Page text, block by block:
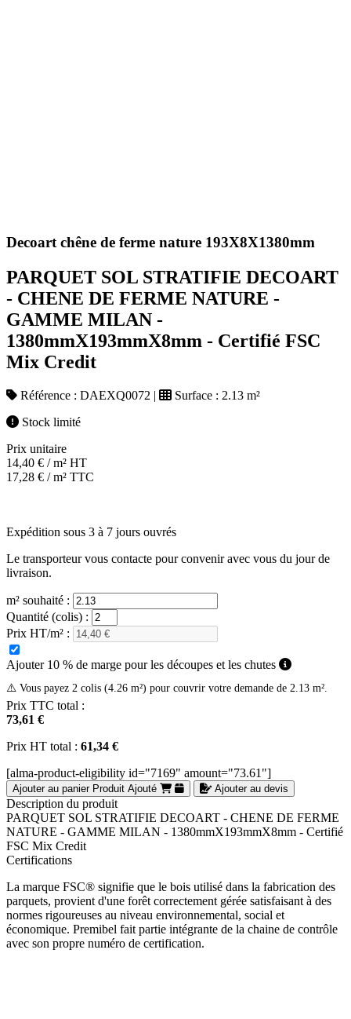
Decoart chêne de ferme nature 193X8X1380mm
PARQUET SOL STRATIFIE DECOART
- CHENE DE FERME NATURE -
GAMME MILAN -
1380mmX193mmX8mm - Certifié FSC
Mix Credit
Référence : DAEXQ0072 | Surface : 2.13 m²
Stock limité
Prix unitaire
14,40 € / m² HT
17,28 € / m² TTC
Expédition sous 3 à 7 jours ouvrés
Le transporteur vous contacte pour convenir avec vous du jour de
livraison.
m² souhaité :
Quantité (colis) :
Prix HT/m² :
Ajouter 10 % de marge pour les découpes et les chutes
⚠️ Vous payez 2 colis (4.26 m²) pour couvrir votre demande de 2.13 m².
Prix TTC total :
73,61 €
Prix HT total : 61,34 €
[alma-product-eligibility id="7169" amount="73.61"]
Ajouter au panier Produit Ajouté Ajouter au devis
Description du produit
PARQUET SOL STRATIFIE DECOART - CHENE DE FERME
NATURE - GAMME MILAN - 1380mmX193mmX8mm - Certifié
FSC Mix Credit
Certifications
La marque FSC® signifie que le bois utilisé dans la fabrication des
parquets, provient d'une forêt correctement gérée satisfaisant à des
normes rigoureuses au niveau environnemental, social et
économique. Premibel fait partie intégrante de la chaine de contrôle
avec son propre numéro de certification.